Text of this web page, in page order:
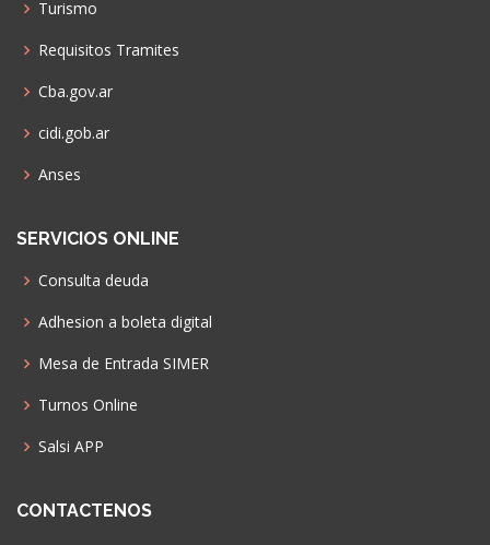
Turismo
Requisitos Tramites
Cba.gov.ar
cidi.gob.ar
Anses
SERVICIOS ONLINE
Consulta deuda
Adhesion a boleta digital
Mesa de Entrada SIMER
Turnos Online
Salsi APP
CONTACTENOS